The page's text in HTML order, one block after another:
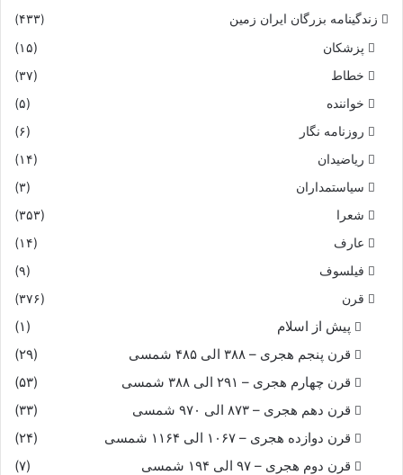
زندگینامه بزرگان ایران زمین (۴۳۳)
پزشکان
(۱۵)
خطاط
(۳۷)
خواننده
(۵)
روزنامه نگار
(۶)
ریاضیدان
(۱۴)
سیاستمداران
(۳)
شعرا
(۳۵۳)
عارف
(۱۴)
فیلسوف
(۹)
قرن
(۳۷۶)
پیش از اسلام
(۱)
قرن پنجم هجری – ۳۸۸ الی ۴۸۵ شمسی
(۲۹)
قرن چهارم هجری – ۲۹۱ الی ۳۸۸ شمسی
(۵۳)
قرن دهم هجری – ۸۷۳ الی ۹۷۰ شمسی
(۳۳)
قرن دوازده هجری – ۱۰۶۷ الی ۱۱۶۴ شمسی
(۲۴)
قرن دوم هجری – ۹۷ الی ۱۹۴ شمسی
(۷)